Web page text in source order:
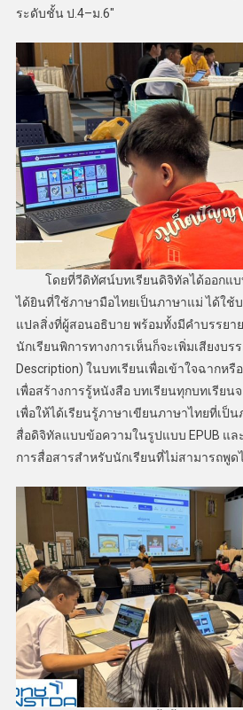
ระดับชั้น ป.4–ม.6″
โดยที่วีดิทัศน์บทเรียนดิจิทัลได้ออกแบ
ได้ยินที่ใช้ภาษามือไทยเป็นภาษาแม่ ได้ใช้
แปลสิ่งที่ผู้สอนอธิบาย พร้อมทั้งมีคำบรรยา
นักเรียนพิการทางการเห็นก็จะเพิ่มเสียงบร
Description) ในบทเรียนเพื่อเข้าใจฉากห
เพื่อสร้างการรู้หนังสือ บทเรียนทุกบทเรียน
เพื่อให้ได้เรียนรู้ภาษาเขียนภาษาไทยที่เป็
สื่อดิจิทัลแบบข้อความในรูปแบบ EPUB แล
การสื่อสารสำหรับนักเรียนที่ไม่สามารถพูด